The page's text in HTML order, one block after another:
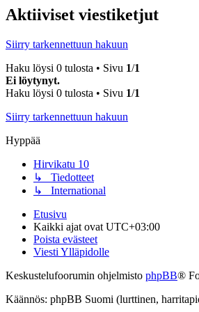
Aktiiviset viestiketjut
Siirry tarkennettuun hakuun
Haku löysi 0 tulosta • Sivu 1/1
Ei löytynyt.
Haku löysi 0 tulosta • Sivu 1/1
Siirry tarkennettuun hakuun
Hyppää
Hirvikatu 10
↳ Tiedotteet
↳ International
Etusivu
Kaikki ajat ovat UTC+03:00
Poista evästeet
Viesti Ylläpidolle
Keskustelufoorumin ohjelmisto phpBB®
Käännös: phpBB Suomi (lurttinen,